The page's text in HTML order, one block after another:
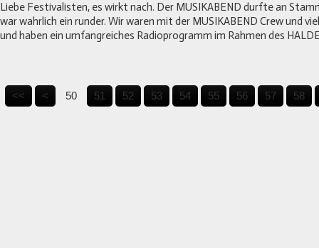
Liebe Festivalisten, es wirkt nach. Der MUSIKABEND durfte an
war wahrlich ein runder. Wir waren mit der MUSIKABEND Crew und
und haben ein umfangreiches Radioprogramm im Rahmen des
<< <
1
2
3
4
50 51 52 53 54 55 56 57 58